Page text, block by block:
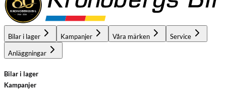
Bilar i lager Kampanjer Våra märken Service
Anläggningar
Bilar i lager
Kampanjer